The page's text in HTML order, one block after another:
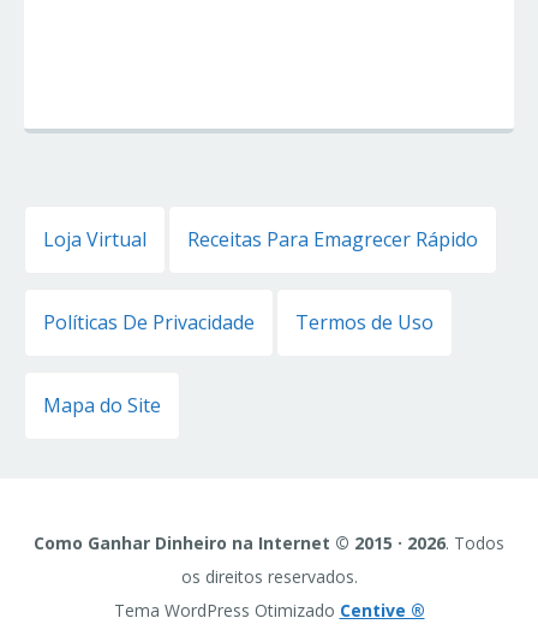
Loja Virtual Receitas Para Emagrecer Rápido
Políticas De Privacidade Termos de Uso
Mapa do Site
Como Ganhar Dinheiro na Internet © 2015 · 2026. Todos
os direitos reservados.
Tema WordPress Otimizado Centive ®